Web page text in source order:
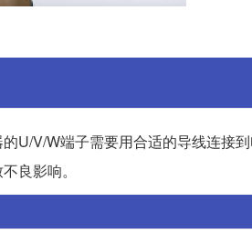
U/V/W端子需要用合适的导线连接
良影响。